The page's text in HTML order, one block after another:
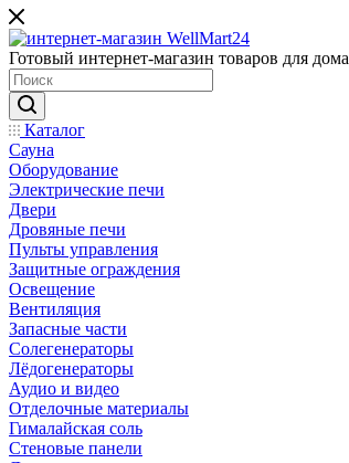
Готовый интернет-магазин товаров для дома
Каталог
Сауна
Оборудование
Электрические печи
Двери
Дровяные печи
Пульты управления
Защитные ограждения
Освещение
Вентиляция
Запасные части
Солегенераторы
Лёдогенераторы
Аудио и видео
Отделочные материалы
Гималайская соль
Стеновые панели